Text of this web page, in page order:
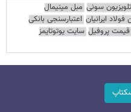
سونی مبل مینیمال
ایرانیان اعتبارسنجی بانکی
قیمت پروفیل سایت یوتوتایمز